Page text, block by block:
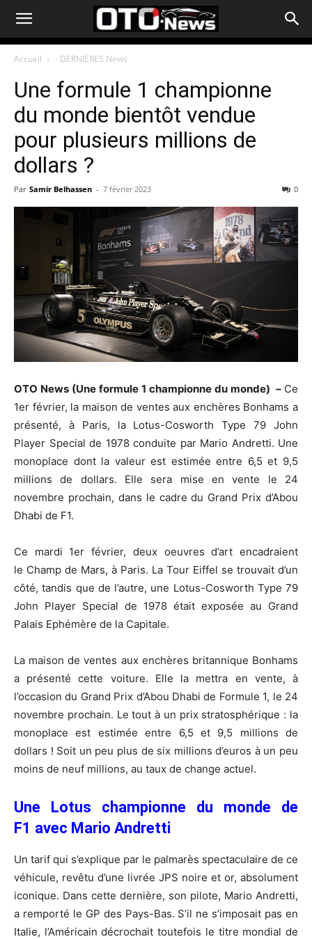
Accueil - DERNIÈRES News
Une formule 1 championne
du monde bientôt vendue
pour plusieurs millions de
dollars ?
Par Samir Belhassen - 7 février 2023 0
OTO News (Une formule 1 championne du monde) – Ce
1er février, la maison de ventes aux enchères Bonhams a
présenté, à Paris, la Lotus-Cosworth Type 79 John
Player Special de 1978 conduite par Mario Andretti. Une
monoplace dont la valeur est estimée entre 6,5 et 9,5
millions de dollars. Elle sera mise en vente le 24
novembre prochain, dans le cadre du Grand Prix d’Abou
Dhabi de F1.
Ce mardi 1er février, deux oeuvres d’art encadraient
le Champ de Mars, à Paris. La Tour Eiffel se trouvait d’un
côté, tandis que de l’autre, une Lotus-Cosworth Type 79
John Player Special de 1978 était exposée au Grand
Palais Ephémère de la Capitale.
La maison de ventes aux enchères britannique Bonhams
a présenté cette voiture. Elle la mettra en vente, à
l’occasion du Grand Prix d’Abou Dhabi de Formule 1, le 24
novembre prochain. Le tout à un prix stratosphérique : la
monoplace est estimée entre 6,5 et 9,5 millions de
dollars ! Soit un peu plus de six millions d’euros à un peu
moins de neuf millions, au taux de change actuel.
Une Lotus championne du monde de
F1 avec Mario Andretti
Un tarif qui s’explique par le palmarès spectaculaire de ce
véhicule, revêtu d’une livrée JPS noire et or, absolument
iconique. Dans cette dernière, son pilote, Mario Andretti,
a remporté le GP des Pays-Bas. S’il ne s’imposait pas en
Italie, l’Américain décrochait toutefois le titre mondial de